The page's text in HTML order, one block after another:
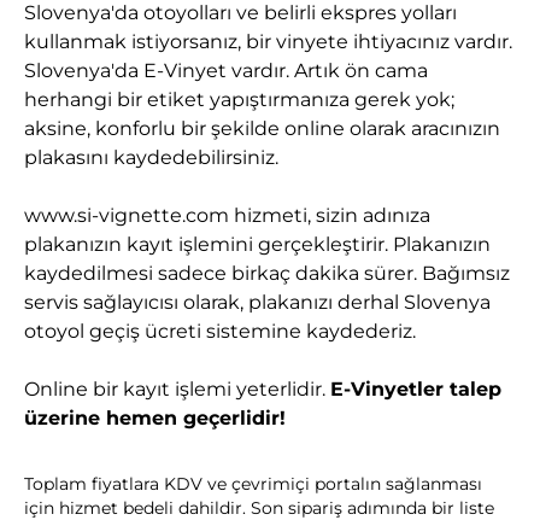
Slovenya'da otoyolları ve belirli ekspres yolları
kullanmak istiyorsanız, bir vinyete ihtiyacınız vardır.
Slovenya'da E-Vinyet vardır. Artık ön cama
herhangi bir etiket yapıştırmanıza gerek yok;
aksine, konforlu bir şekilde online olarak aracınızın
plakasını kaydedebilirsiniz.
www.si-vignette.com hizmeti, sizin adınıza
plakanızın kayıt işlemini gerçekleştirir. Plakanızın
kaydedilmesi sadece birkaç dakika sürer. Bağımsız
servis sağlayıcısı olarak, plakanızı derhal Slovenya
otoyol geçiş ücreti sistemine kaydederiz.
Online bir kayıt işlemi yeterlidir. E-Vinyetler talep
üzerine hemen geçerlidir!
Toplam fiyatlara KDV ve çevrimiçi portalın sağlanması
için hizmet bedeli dahildir. Son sipariş adımında bir liste